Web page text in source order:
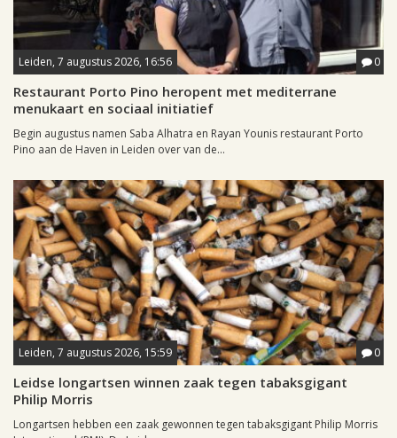
Leiden, 7 augustus 2026, 16:56 0
Restaurant Porto Pino heropent met mediterrane
menukaart en sociaal initiatief
Begin augustus namen Saba Alhatra en Rayan Younis restaurant Porto
Pino aan de Haven in Leiden over van de...
Leiden, 7 augustus 2026, 15:59 0
Leidse longartsen winnen zaak tegen tabaksgigant
Philip Morris
Longartsen hebben een zaak gewonnen tegen tabaksgigant Philip Morris